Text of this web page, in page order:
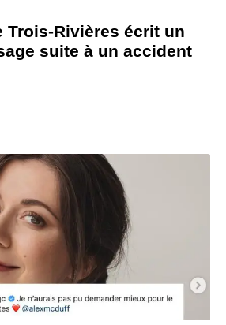
Trois-Rivières écrit un
suite à un accident